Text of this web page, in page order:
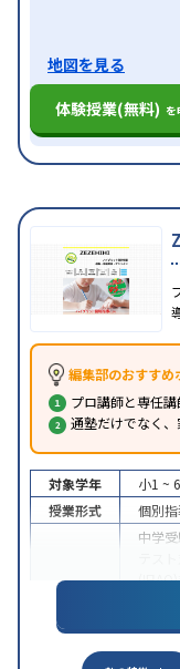
地図を見る
体験授業(無料) を
編集部のおすすめ
プロ講師と専任
通塾だけでなく
対象学年 小1 ~ 6
授業形式
個別
中学
テスト
(旧